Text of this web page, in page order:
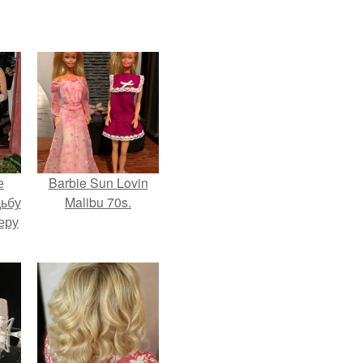
Barbie Sun Lovin
Malibu 70s.